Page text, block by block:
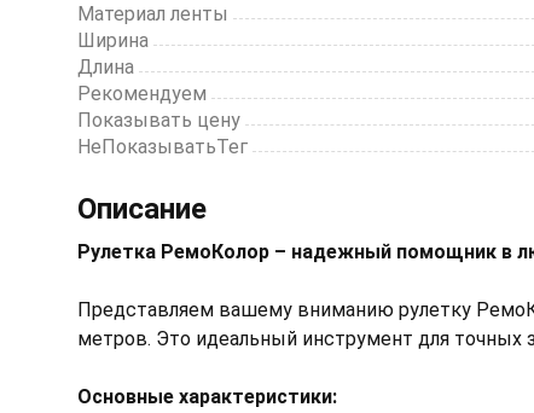
Материал ленты
Ширина
Длина
Рекомендуем
Показывать цену
НеПоказыватьТег
Описание
Рулетка РемоКолор – надежный помощник в
Представляем вашему вниманию рулетку
метров. Это идеальный инструмент для точных
Основные характеристики: